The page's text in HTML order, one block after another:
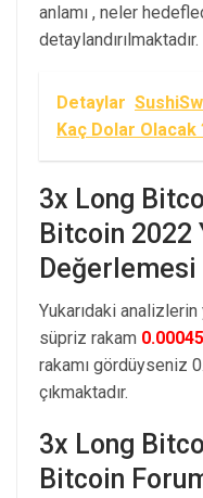
anlamı , neler
detaylandırılmaktadır.
Detaylar
Kaç Dolar Olacak
3x Long
Bitcoin 2022
Değerlemesi
Yukarıdaki
süpriz rakam
rakamı gördüyseniz
çıkmaktadır.
3x Long
Bitcoin